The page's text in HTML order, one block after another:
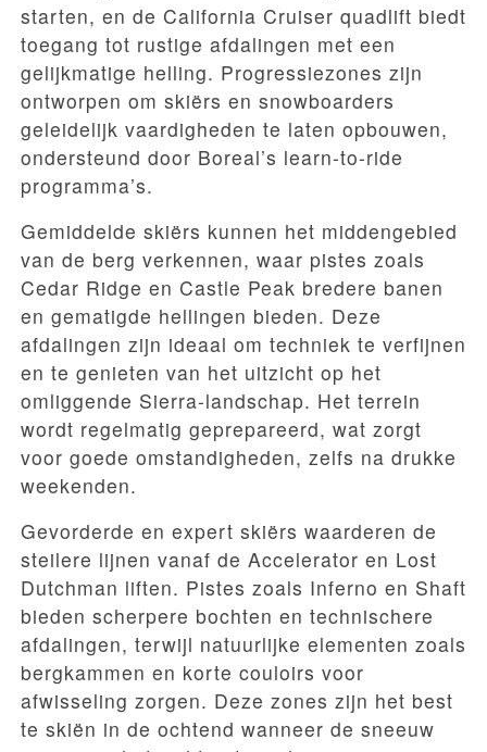
starten, en de California Cruiser quadlift biedt
toegang tot rustige afdalingen met een
gelijkmatige helling. Progressiezones zijn
ontworpen om skiërs en snowboarders
geleidelijk vaardigheden te laten opbouwen,
ondersteund door Boreal’s learn-to-ride
programma’s.
Gemiddelde skiërs kunnen het middengebied
van de berg verkennen, waar pistes zoals
Cedar Ridge en Castle Peak bredere banen
en gematigde hellingen bieden. Deze
afdalingen zijn ideaal om techniek te verfijnen
en te genieten van het uitzicht op het
omliggende Sierra-landschap. Het terrein
wordt regelmatig geprepareerd, wat zorgt
voor goede omstandigheden, zelfs na drukke
weekenden.
Gevorderde en expert skiërs waarderen de
steilere lijnen vanaf de Accelerator en Lost
Dutchman liften. Pistes zoals Inferno en Shaft
bieden scherpere bochten en technischere
afdalingen, terwijl natuurlijke elementen zoals
bergkammen en korte couloirs voor
afwisseling zorgen. Deze zones zijn het best
te skiën in de ochtend wanneer de sneeuw